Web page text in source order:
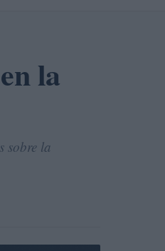
la
sobre la